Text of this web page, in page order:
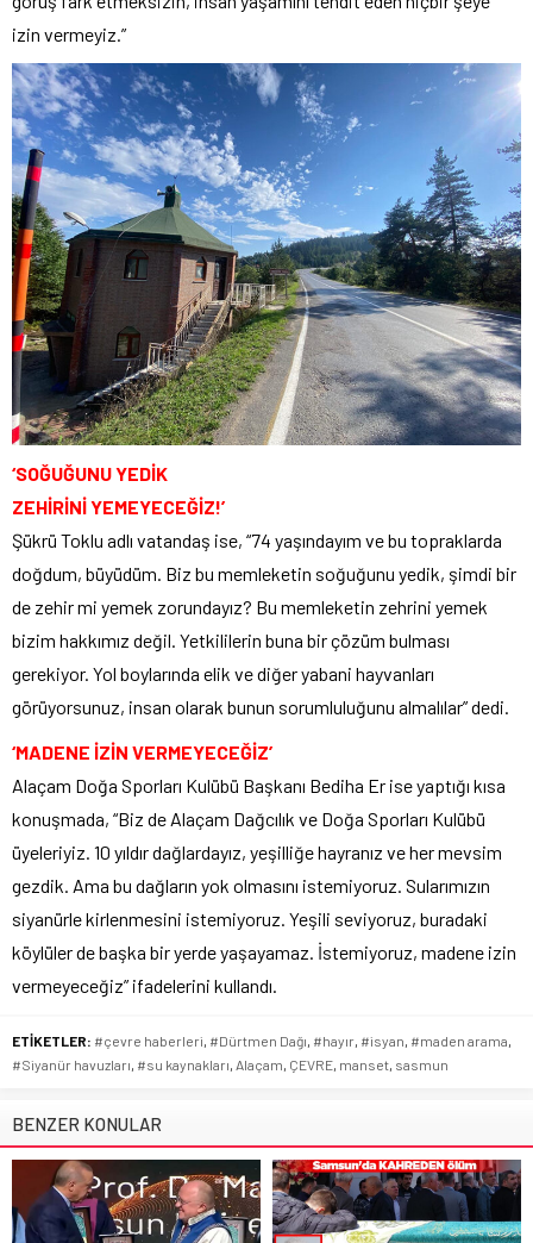
izin vermeyiz.”
‘SOĞUĞUNU YEDİK
ZEHİRİNİ YEMEYECEĞİZ!’
Şükrü Toklu adlı vatandaş ise, “74 yaşındayım ve bu topraklarda
doğdum, büyüdüm. Biz bu memleketin soğuğunu yedik, şimdi bir
de zehir mi yemek zorundayız? Bu memleketin zehrini yemek
bizim hakkımız değil. Yetkililerin buna bir çözüm bulması
gerekiyor. Yol boylarında elik ve diğer yabani hayvanları
görüyorsunuz, insan olarak bunun sorumluluğunu almalılar” dedi.
‘MADENE İZİN VERMEYECEĞİZ’
Alaçam Doğa Sporları Kulübü Başkanı Bediha Er ise yaptığı kısa
konuşmada, “Biz de Alaçam Dağcılık ve Doğa Sporları Kulübü
üyeleriyiz. 10 yıldır dağlardayız, yeşilliğe hayranız ve her mevsim
gezdik. Ama bu dağların yok olmasını istemiyoruz. Sularımızın
siyanürle kirlenmesini istemiyoruz. Yeşili seviyoruz, buradaki
köylüler de başka bir yerde yaşayamaz. İstemiyoruz, madene izin
vermeyeceğiz” ifadelerini kullandı.
ETİKETLER: #çevre haberleri, #Dürtmen Dağı, #hayır, #isyan, #maden arama,
#Siyanür havuzları, #su kaynakları, Alaçam, ÇEVRE, manset, sasmun
BENZER KONULAR